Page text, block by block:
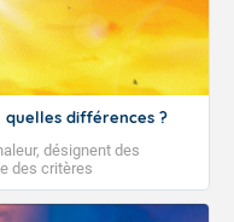
quelles différences ?
désignent des
des critères
épisodes de chaleur qui
économiques